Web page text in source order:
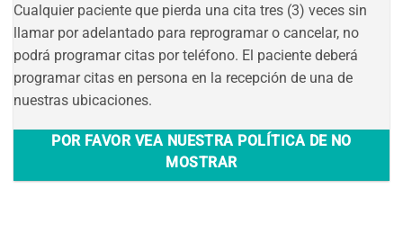
Cualquier paciente que pierda una cita tres (3) veces sin
llamar por adelantado para reprogramar o cancelar, no
podrá programar citas por teléfono. El paciente deberá
programar citas en persona en la recepción de una de
nuestras ubicaciones.
POR FAVOR VEA NUESTRA POLÍTICA DE NO
MOSTRAR